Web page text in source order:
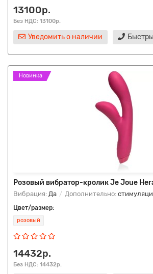
13100р.
Без НДС: 13100р.
Уведомить о наличии
Новинка
Розовый вибратор-кролик Je Joue
Вибрация: Да Дополнительно:
Цвет/размер:
розовый
14432р.
Без НДС: 14432р.